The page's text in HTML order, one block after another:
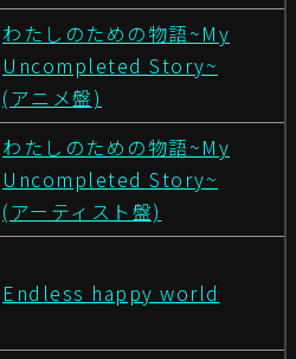
わたしのための物語~My
Uncompleted Story~
(アニメ盤)
わたしのための物語~My
Uncompleted Story~
(アーティスト盤)
Endless happy world